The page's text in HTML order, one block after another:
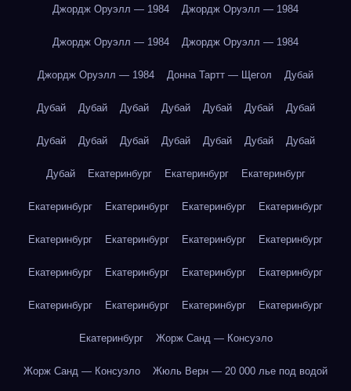
Джордж Оруэлл — 1984 Джордж Оруэлл — 1984
Джордж Оруэлл — 1984 Джордж Оруэлл — 1984
Джордж Оруэлл — 1984 Донна Тартт — Щегол Дубай
Дубай Дубай Дубай Дубай Дубай Дубай Дубай
Дубай Дубай Дубай Дубай Дубай Дубай Дубай
Дубай Екатеринбург Екатеринбург Екатеринбург
Екатеринбург Екатеринбург Екатеринбург Екатеринбург
Екатеринбург Екатеринбург Екатеринбург Екатеринбург
Екатеринбург Екатеринбург Екатеринбург Екатеринбург
Екатеринбург Екатеринбург Екатеринбург Екатеринбург
Екатеринбург Жорж Санд — Консуэло
Жорж Санд — Консуэло Жюль Верн — 20 000 лье под водой